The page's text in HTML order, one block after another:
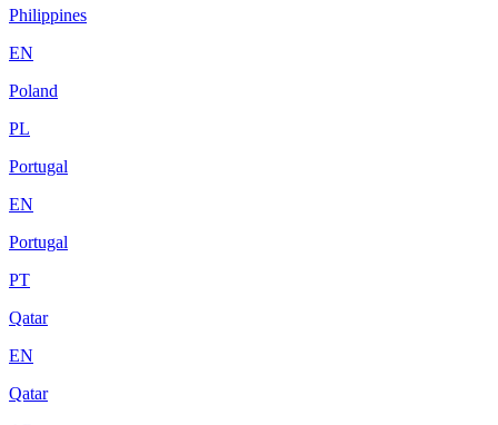
Philippines
EN
Poland
PL
Portugal
EN
Portugal
PT
Qatar
EN
Qatar